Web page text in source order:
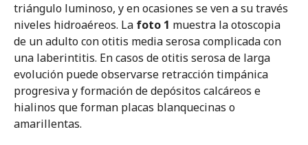
Las otitis medias y sus complicaciones
Traumatismos del oído
El paciente operado de oído medio
triángulo luminoso, y en ocasiones se ven a su través
niveles hidroaéreos. La foto 1 muestra la otoscopia
de un adulto con otitis media serosa complicada con
una laberintitis. En casos de otitis serosa de larga
evolución puede observarse retracción timpánica
progresiva y formación de depósitos calcáreos e
hialinos que forman placas blanquecinas o
amarillentas.